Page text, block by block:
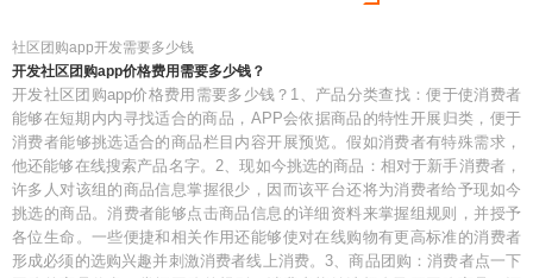
社区团购app开发需要多少钱
开发社区团购app价格费用需要多少钱？
开发社区团购app价格费用需要多少钱？1、产品分类查找：便于使消费者
能够在短期内内寻找适合的商品，APP会依据商品的特性开展归类，便于
消费者能够挑选适合的商品栏目内容开展预览。假如消费者有特殊需求，
他还能够在线搜索产品名字。2、现如今挑选的商品：相对于新手消费者，
许多人对该组的商品信息掌握很少，因而该平台还将为消费者给予现如今
挑选的商品。消费者能够点击商品信息的详细资料来掌握组规则，并授予
各位生命。一些便捷和相关作用还能够使对在线购物有更高标准的消费者
形成必须的选购兴趣并刺激消费者线上消费。3、商品团购：消费者点一下